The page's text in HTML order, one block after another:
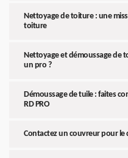
Nettoyage de toiture : une
toiture
Nettoyage et démoussage de
un pro ?
Démoussage de tuile : faites
RD PRO
Contactez un couvreur pour